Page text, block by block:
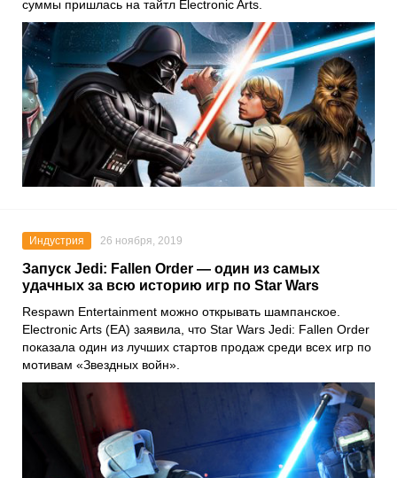
суммы пришлась на тайтл Electronic Arts.
Индустрия 26 ноября, 2019
Запуск Jedi: Fallen Order — один из самых
удачных за всю историю игр по Star Wars
Respawn Entertainment можно открывать шампанское.
Electronic Arts (EA) заявила, что Star Wars Jedi: Fallen Order
показала один из лучших стартов продаж среди всех игр по
мотивам «Звездных войн».